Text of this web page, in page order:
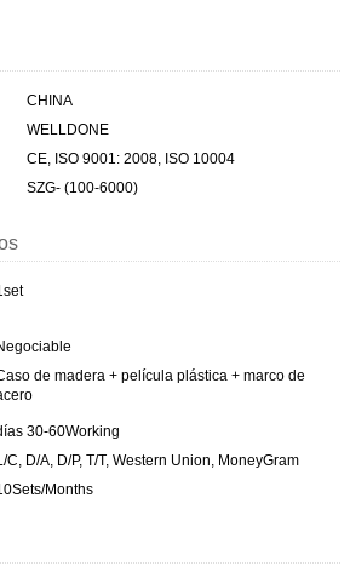
CHINA
WELLDONE
CE, ISO 9001: 2008, ISO 10004
SZG- (100-6000)
de madera + película plástica + marco de
30-60Working
C, D/A, D/P, T/T, Western Union, MoneyGram
Months